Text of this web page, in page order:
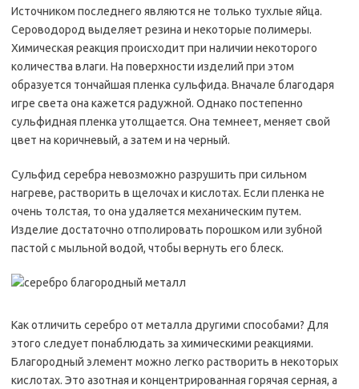
Источником последнего являются не только тухлые яйца.
Сероводород выделяет резина и некоторые полимеры.
Химическая реакция происходит при наличии некоторого
количества влаги. На поверхности изделий при этом
образуется тончайшая пленка сульфида. Вначале благодаря
игре света она кажется радужной. Однако постепенно
сульфидная пленка утолщается. Она темнеет, меняет свой
цвет на коричневый, а затем и на черный.
Сульфид серебра невозможно разрушить при сильном
нагреве, растворить в щелочах и кислотах. Если пленка не
очень толстая, то она удаляется механическим путем.
Изделие достаточно отполировать порошком или зубной
пастой с мыльной водой, чтобы вернуть его блеск.
Как отличить серебро от металла другими способами? Для
этого следует понаблюдать за химическими реакциями.
Благородный элемент можно легко растворить в некоторых
кислотах. Это азотная и концентрированная горячая серная, а